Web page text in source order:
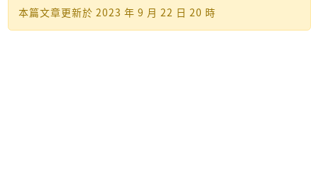
本篇文章更新於 2023 年 9 月 22 日 20 時